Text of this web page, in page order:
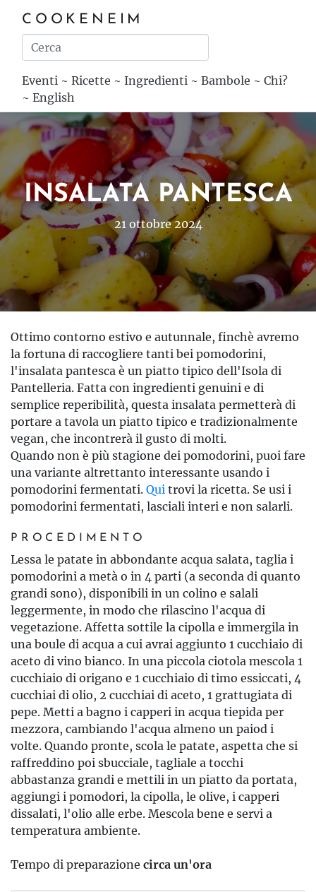
COOKENEIM
Eventi ~ Ricette ~ Ingredienti ~ Bambole ~ Chi?
~ English
INSALATA PANTESCA
21 ottobre 2024
Ottimo contorno estivo e autunnale, finchè avremo
la fortuna di raccogliere tanti bei pomodorini,
l'insalata pantesca è un piatto tipico dell'Isola di
Pantelleria. Fatta con ingredienti genuini e di
semplice reperibilità, questa insalata permetterà di
portare a tavola un piatto tipico e tradizionalmente
vegan, che incontrerà il gusto di molti.
Quando non è più stagione dei pomodorini, puoi fare
una variante altrettanto interessante usando i
pomodorini fermentati. Qui trovi la ricetta. Se usi i
pomodorini fermentati, lasciali interi e non salarli.
PROCEDIMENTO
Lessa le patate in abbondante acqua salata, taglia i
pomodorini a metà o in 4 parti (a seconda di quanto
grandi sono), disponibili in un colino e salali
leggermente, in modo che rilascino l'acqua di
vegetazione. Affetta sottile la cipolla e immergila in
una boule di acqua a cui avrai aggiunto 1 cucchiaio di
aceto di vino bianco. In una piccola ciotola mescola 1
cucchiaio di origano e 1 cucchiaio di timo essiccati, 4
cucchiai di olio, 2 cucchiai di aceto, 1 grattugiata di
pepe. Metti a bagno i capperi in acqua tiepida per
mezzora, cambiando l'acqua almeno un paiod i
volte. Quando pronte, scola le patate, aspetta che si
raffreddino poi sbucciale, tagliale a tocchi
abbastanza grandi e mettili in un piatto da portata,
aggiungi i pomodori, la cipolla, le olive, i capperi
dissalati, l'olio alle erbe. Mescola bene e servi a
temperatura ambiente.
Tempo di preparazione circa un'ora